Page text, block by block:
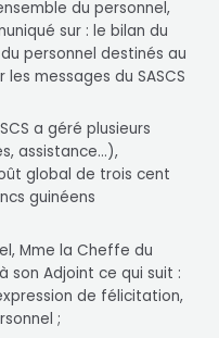
du personnel,
sur : le bilan du
personnel destinés au
messages du SASCS
a géré plusieurs
assistance…),
global de trois cent
guinéens
Mme la Cheffe du
son Adjoint ce qui suit :
de félicitation,
;